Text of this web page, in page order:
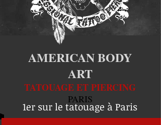
AMERICAN BODY
ART
TATOUAGE ET PIERCING
PARIS
1er sur le tatouage à Paris